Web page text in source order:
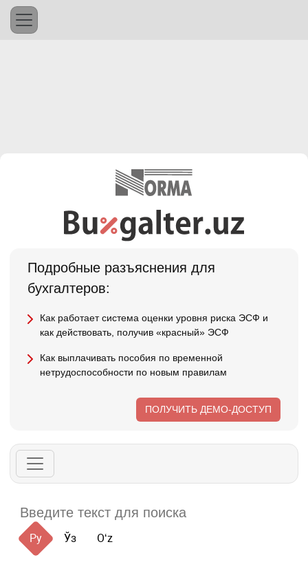
Подробные разъяснения для
бухгалтеров:
Как работает система оценки уровня риска ЭСФ и
как действовать, получив «красный» ЭСФ
Как выплачивать пособия по временной
нетрудоспособности по новым правилам
ПОЛУЧИТЬ ДЕМО-ДОСТУП
Ру Ўз Oʻz